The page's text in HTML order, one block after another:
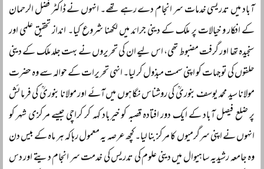
آباد میں تدریسی خدمات سر انجام دے رہے تھے۔ انہوں نے ڈاکٹر فضل الرحمان
کے افکار و خیالات پر ملک کے دینی جرائد میں لکھنا شروع کیا۔ انداز تحقیق علمی اور
سنجیدہ تھا اور گرفت مضبوط تھی، اس لیے ان کی تحریروں نے بہت جلد ملک کے دینی
حلقوں کی توجہات کو اپنی سمت مبذول کر لیا۔ انہی تحریرات کے حوالہ سے وہ حضرت
مولانا سید محمد یوسف بنوریؒ کی روشناس نگاہوں میں آئے اور مولانا بنوریؒ کی فرمائش
پر ضلع فیصل آباد کے ایک دور افتادہ قصبہ کو خیرباد کہہ کر کراچی جیسے مرکزی شہر کو
انہوں نے اپنی سرگرمیوں کا مرکز بنا لیا۔ کچھ عرصہ یہ معمول رہا کہ ہر ماہ کے بیس دن
وہ جامعہ رشیدیہ ساہیوال میں دینی علوم کی تدریس کی خدمت سر انجام دیتے اور دس